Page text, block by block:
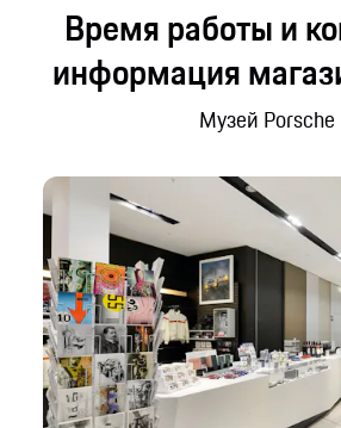
Время работы и
информация
Музей Porsche